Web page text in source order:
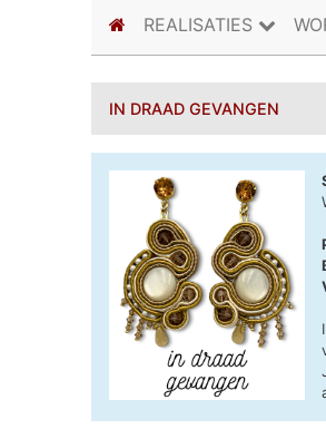
(current)
REALISATIES
IN DRAAD GEVANGEN